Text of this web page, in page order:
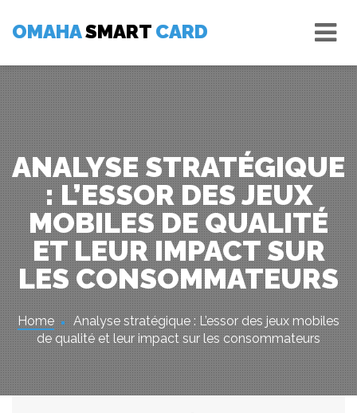
content
OMAHASMART CARD
ANALYSE STRATÉGIQUE
: L’ESSOR DES JEUX
MOBILES DE QUALITÉ
ET LEUR IMPACT SUR
LES CONSOMMATEURS
Home
Analyse stratégique : L’essor des jeux mobiles
de qualité et leur impact sur les consommateurs